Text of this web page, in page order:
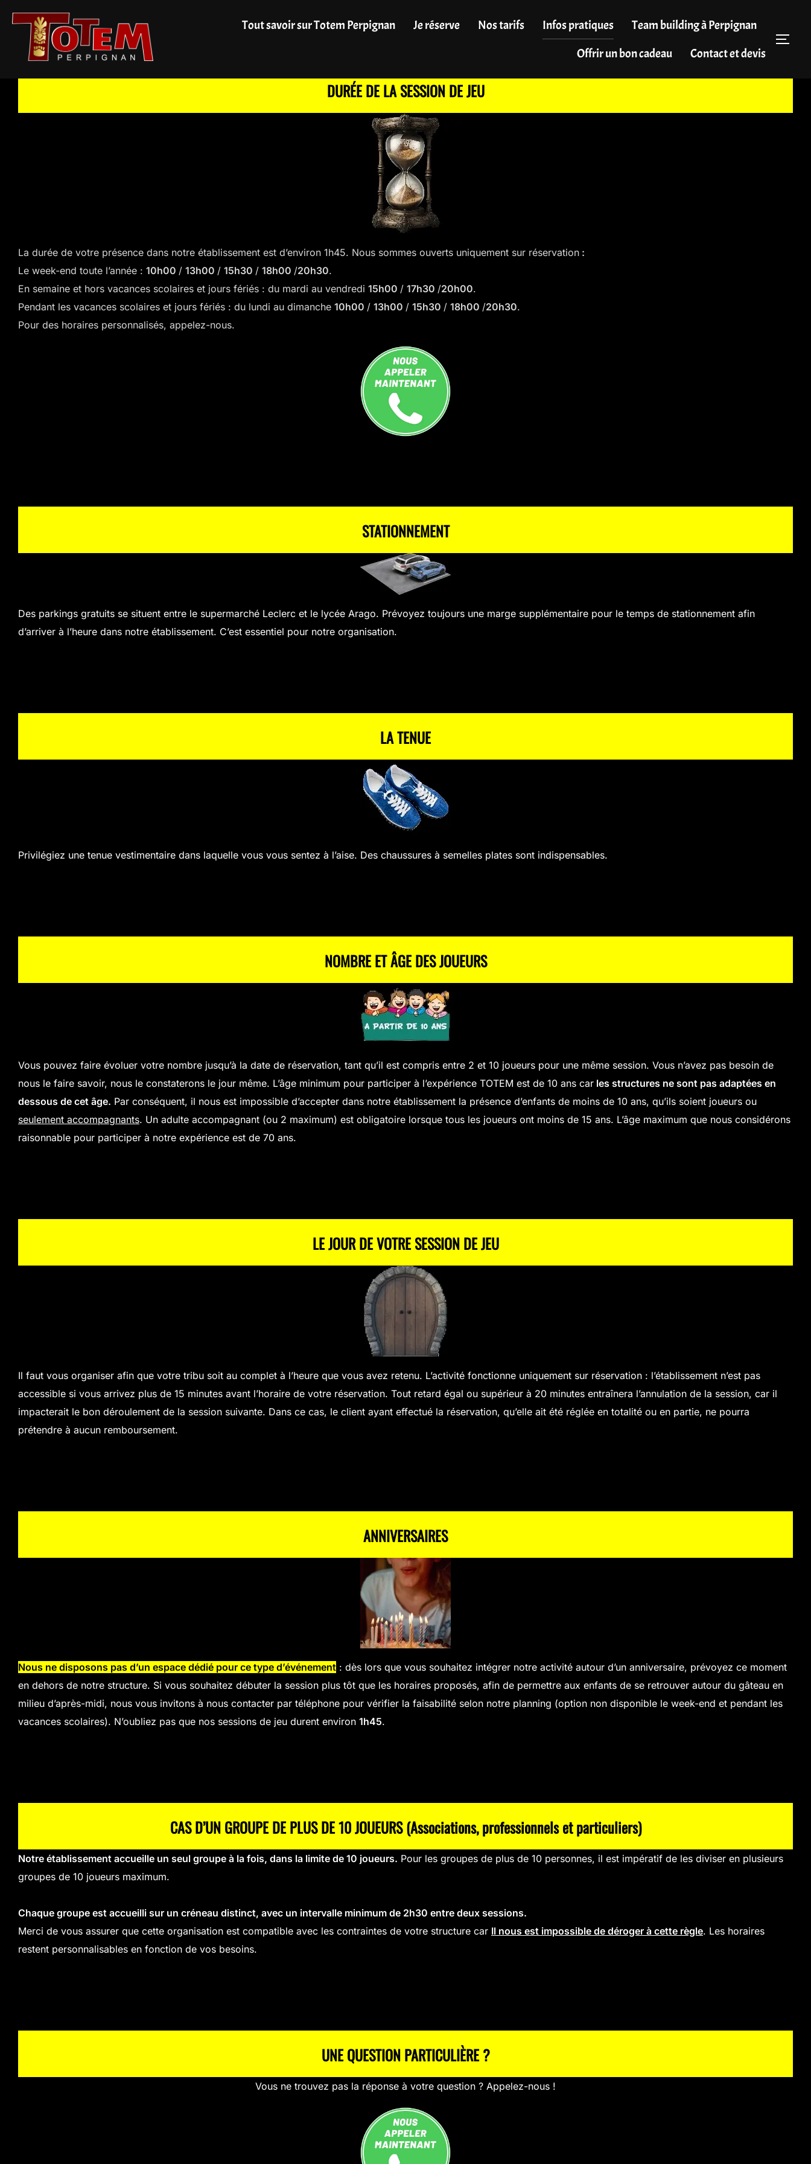
contenu
Tout savoir sur Totem Perpignan Je réserve Nos tarifs Infos pratiques
Team building à Perpignan
Offrir un bon cadeau
Contact et devis
DURÉE DE LA SESSION DE JEU
La durée de votre présence dans notre établissement est d’environ 1h45. Nous sommes ouverts uniquement sur réservation :
Le week-end toute l’année : 10h00 / 13h00 / 15h30 / 18h00 /20h30.
En semaine et hors vacances scolaires et jours fériés : du mardi au vendredi 15h00 / 17h30 /20h00.
Pendant les vacances scolaires et jours fériés : du lundi au dimanche 10h00 / 13h00 / 15h30 / 18h00 /20h30.
Pour des horaires personnalisés, appelez-nous.
STATIONNEMENT
Des parkings gratuits se situent entre le supermarché Leclerc et le lycée Arago. Prévoyez toujours une marge supplémentaire pour le temps de stationnement afin
d’arriver à l’heure dans notre établissement. C’est essentiel pour notre organisation.
LA TENUE
Privilégiez une tenue vestimentaire dans laquelle vous vous sentez à l’aise. Des chaussures à semelles plates sont indispensables.
NOMBRE ET ÂGE DES JOUEURS
Vous pouvez faire évoluer votre nombre jusqu’à la date de réservation, tant qu’il est compris entre 2 et 10 joueurs pour une même session. Vous n’avez pas besoin de
nous le faire savoir, nous le constaterons le jour même. L’âge minimum pour participer à l’expérience TOTEM est de 10 ans car les structures ne sont pas adaptées en
dessous de cet âge. Par conséquent, il nous est impossible d’accepter dans notre établissement la présence d’enfants de moins de 10 ans, qu’ils soient joueurs ou
seulement accompagnants. Un adulte accompagnant (ou 2 maximum) est obligatoire lorsque tous les joueurs ont moins de 15 ans. L’âge maximum que nous considérons
raisonnable pour participer à notre expérience est de 70 ans.
LE JOUR DE VOTRE SESSION DE JEU
Il faut vous organiser afin que votre tribu soit au complet à l’heure que vous avez retenu. L’activité fonctionne uniquement sur réservation : l’établissement n’est pas
accessible si vous arrivez plus de 15 minutes avant l’horaire de votre réservation. Tout retard égal ou supérieur à 20 minutes entraînera l’annulation de la session, car il
impacterait le bon déroulement de la session suivante. Dans ce cas, le client ayant effectué la réservation, qu’elle ait été réglée en totalité ou en partie, ne pourra
prétendre à aucun remboursement.
ANNIVERSAIRES
Nous ne disposons pas d’un espace dédié pour ce type d’événement : dès lors que vous souhaitez intégrer notre activité autour d’un anniversaire, prévoyez ce moment
en dehors de notre structure. Si vous souhaitez débuter la session plus tôt que les horaires proposés, afin de permettre aux enfants de se retrouver autour du gâteau en
milieu d’après-midi, nous vous invitons à nous contacter par téléphone pour vérifier la faisabilité selon notre planning (option non disponible le week-end et pendant les
vacances scolaires). N’oubliez pas que nos sessions de jeu durent environ 1h45.
CAS D’UN GROUPE DE PLUS DE 10 JOUEURS (Associations, professionnels et particuliers)
Notre établissement accueille un seul groupe à la fois, dans la limite de 10 joueurs. Pour les groupes de plus de 10 personnes, il est impératif de les diviser en plusieurs
groupes de 10 joueurs maximum.
Chaque groupe est accueilli sur un créneau distinct, avec un intervalle minimum de 2h30 entre deux sessions.
Merci de vous assurer que cette organisation est compatible avec les contraintes de votre structure car Il nous est impossible de déroger à cette règle. Les horaires
restent personnalisables en fonction de vos besoins.
UNE QUESTION PARTICULIÈRE ?
Vous ne trouvez pas la réponse à votre question ? Appelez-nous !